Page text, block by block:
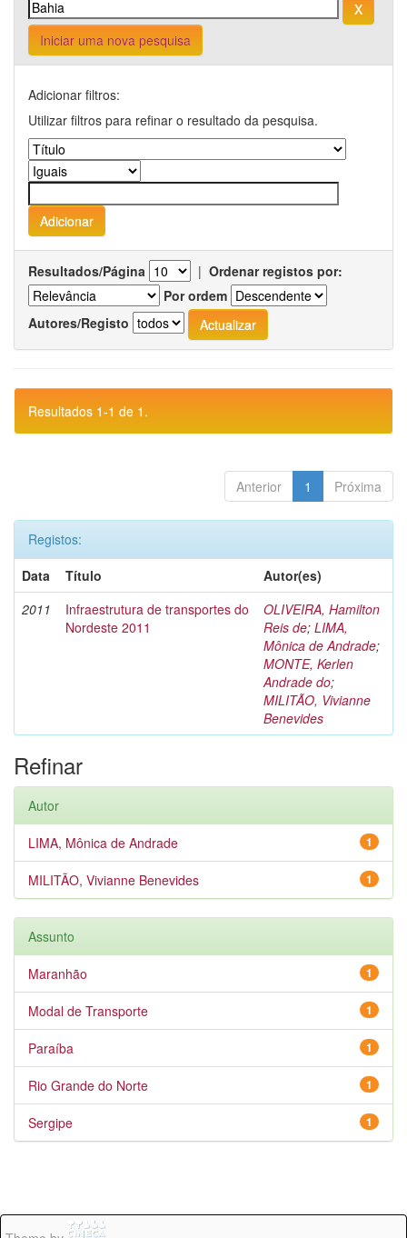
Iniciar uma nova pesquisa
Adicionar filtros:
Utilizar filtros para refinar o resultado da pesquisa.
Resultados/Página | Ordenar registos por:
Por ordem
Autores/Registo
Resultados 1-1 de 1.
Anterior 1 Próxima
Registos:
Data
Título
Autor(es)
2011
Infraestrutura de transportes do
Nordeste 2011
OLIVEIRA, Hamilton
Reis de; LIMA,
Mônica de Andrade;
MONTE, Kerlen
Andrade do;
MILITÃO, Vivianne
Benevides
Refinar
Autor
1
LIMA, Mônica de Andrade
1
MILITÃO, Vivianne Benevides
Assunto
1
Maranhão
1
Modal de Transporte
1
Paraíba
1
Rio Grande do Norte
1
Sergipe